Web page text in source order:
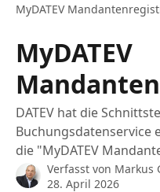
MyDATEV
MyDATEV
DATEV hat die
Buchungsdatenservice
die "MyDATEV
Verfasst von Markus
28. April 2026